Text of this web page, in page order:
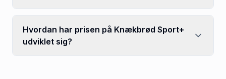
Hvordan har prisen på Knækbrød Sport+
udviklet sig?